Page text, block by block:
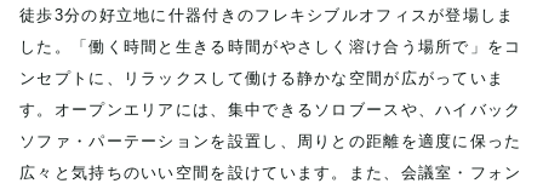
徒歩3分の好立地に什器付きのフレキシブルオフィスが登場しま
した。「働く時間と生きる時間がやさしく溶け合う場所で」をコ
ンセプトに、リラックスして働ける静かな空間が広がっていま
す。オープンエリアには、集中できるソロブースや、ハイバック
ソファ・パーテーションを設置し、周りとの距離を適度に保った
広々と気持ちのいい空間を設けています。また、会議室・フォン